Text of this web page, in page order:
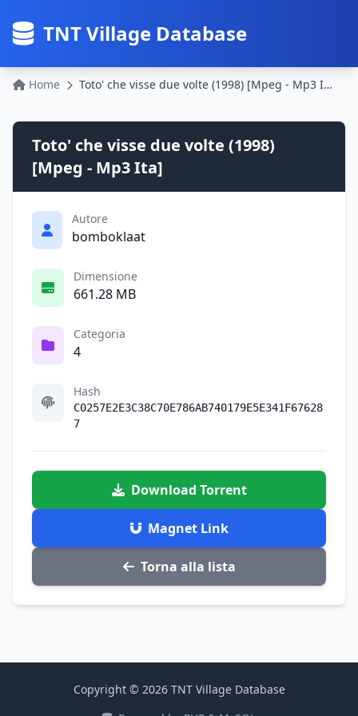
TNT Village Database
Home Toto' che visse due volte (1998) [Mpeg - Mp3 Ita]
Toto' che visse due volte (1998)
[Mpeg - Mp3 Ita]
Autore
bomboklaat
Dimensione
661.28 MB
Categoria
4
Hash
C0257E2E3C38C70E786AB740179E5E341F67628
7
Download Torrent
Magnet Link
Torna alla lista
Copyright © 2026 TNT Village Database